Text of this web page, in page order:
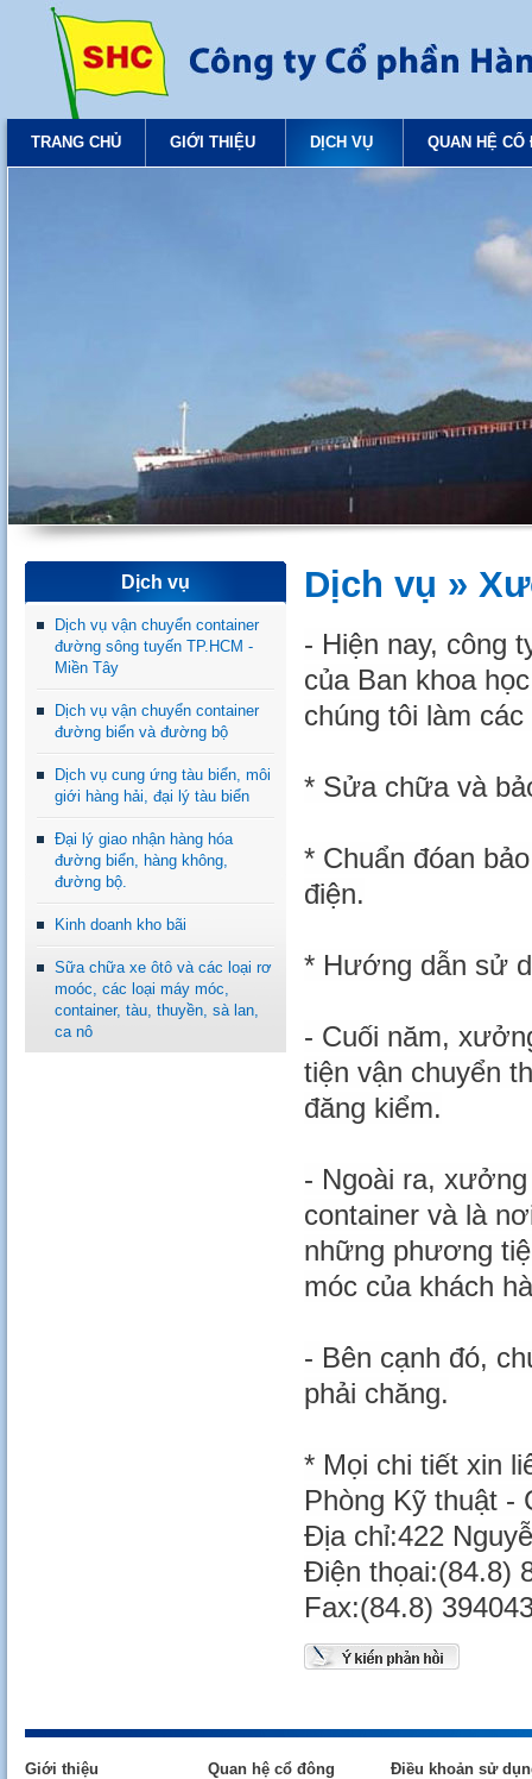
TRANG CHỦ GIỚI THIỆU DỊCH VỤ QUAN HỆ CỔ
Dịch vụ
Dịch vụ vận chuyển container
đường sông tuyến TP.HCM -
Miền Tây
Dịch vụ vận chuyển container
đường biển và đường bộ
Dịch vụ cung ứng tàu biển, môi
giới hàng hải, đại lý tàu biển
Đại lý giao nhận hàng hóa
đường biển, hàng không,
đường bộ.
Kinh doanh kho bãi
Sữa chữa xe ôtô và các loại rơ
moóc, các loại máy móc,
container, tàu, thuyền, sà lan,
ca nô
Dịch vụ »
- Hiện nay, công
của Ban khoa
chúng tôi làm
* Sửa chữa và
* Chuẩn đóan
điện.
* Hướng dẫn sử
- Cuối năm,
tiện vận chuyển
đăng kiểm.
- Ngoài ra,
container và là
những phương
móc của khách
- Bên cạnh đó,
phải chăng.
* Mọi chi tiết xin
Phòng Kỹ thuật -
Địa chỉ:422
Điện thọai:(84.8)
Fax:(84.8)
Giới thiệu
Quan hệ cổ đông
Điều khoản sử